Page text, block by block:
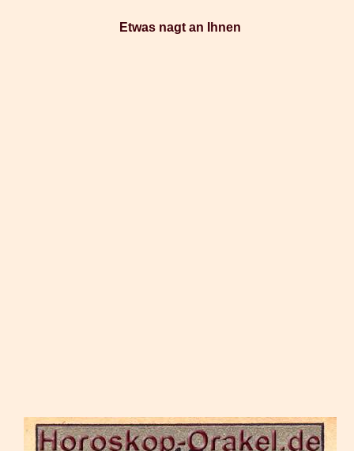
Etwas nagt an Ihnen